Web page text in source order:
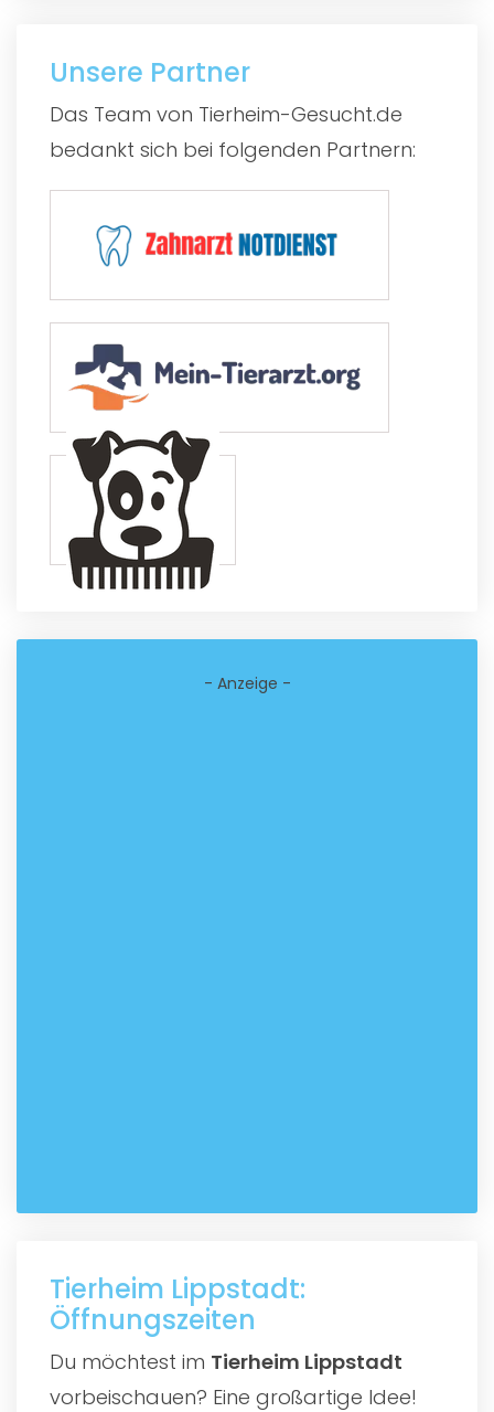
Unsere Partner
Das Team von Tierheim-Gesucht.de
bedankt sich bei folgenden Partnern:
- Anzeige -
Tierheim Lippstadt:
Öffnungszeiten
Du möchtest im Tierheim Lippstadt
vorbeischauen? Eine großartige Idee!